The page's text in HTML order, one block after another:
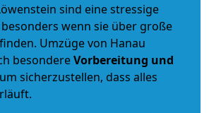
sind eine stressige
wenn sie über große
Umzüge von Hanau
besondereVorbereitung und
sicherzustellen, dass alles